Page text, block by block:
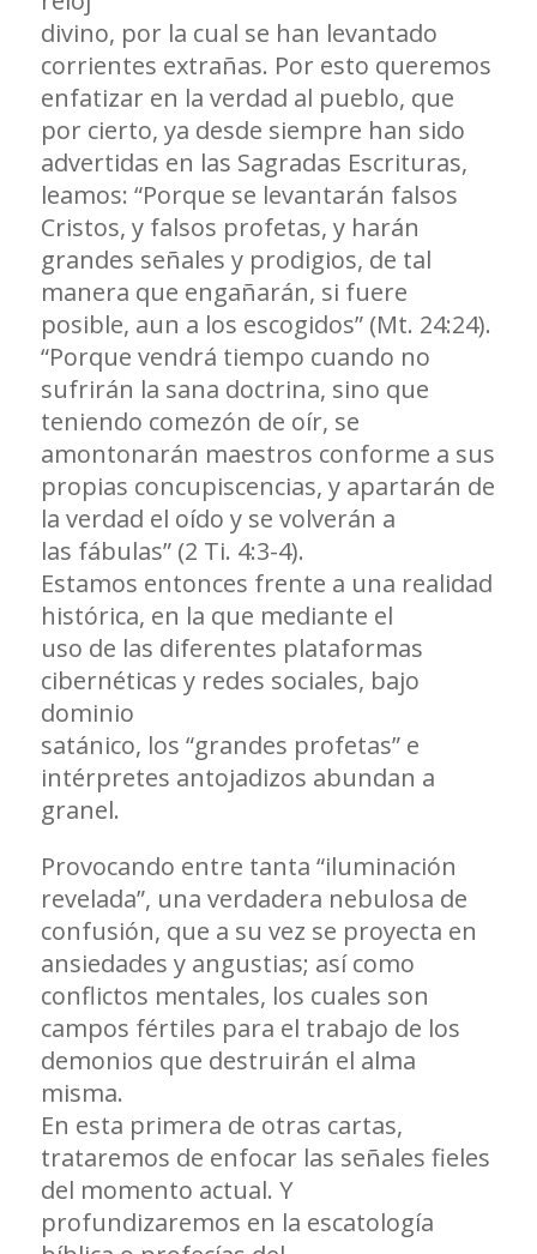
divino, por la cual se han levantado
corrientes extrañas. Por esto queremos
enfatizar en la verdad al pueblo, que
por cierto, ya desde siempre han sido
advertidas en las Sagradas Escrituras,
leamos: “Porque se levantarán falsos
Cristos, y falsos profetas, y harán
grandes señales y prodigios, de tal
manera que engañarán, si fuere
posible, aun a los escogidos” (Mt. 24:24).
“Porque vendrá tiempo cuando no
sufrirán la sana doctrina, sino que
teniendo comezón de oír, se
amontonarán maestros conforme a sus
propias concupiscencias, y apartarán de
la verdad el oído y se volverán a
las fábulas” (2 Ti. 4:3-4).
Estamos entonces frente a una realidad
histórica, en la que mediante el
uso de las diferentes plataformas
cibernéticas y redes sociales, bajo
dominio
satánico, los “grandes profetas” e
intérpretes antojadizos abundan a
granel.
Provocando entre tanta “iluminación
revelada”, una verdadera nebulosa de
confusión, que a su vez se proyecta en
ansiedades y angustias; así como
conflictos mentales, los cuales son
campos fértiles para el trabajo de los
demonios que destruirán el alma
misma.
En esta primera de otras cartas,
trataremos de enfocar las señales fieles
del momento actual. Y
profundizaremos en la escatología